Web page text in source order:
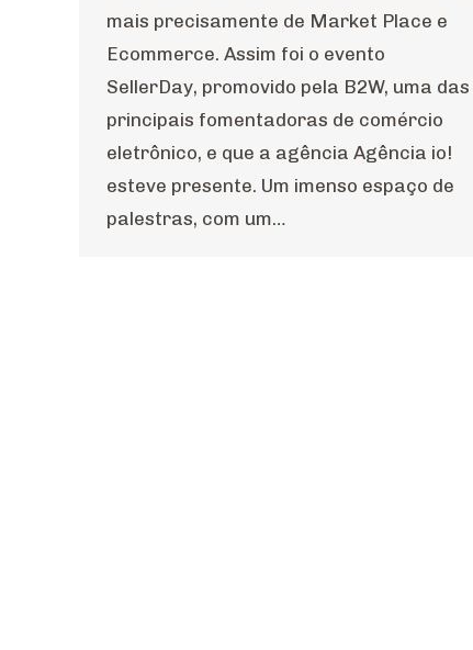
mais precisamente de Market Place e
Ecommerce. Assim foi o evento
SellerDay, promovido pela B2W, uma das
principais fomentadoras de comércio
eletrônico, e que a agência Agência io!
esteve presente. Um imenso espaço de
palestras, com um…